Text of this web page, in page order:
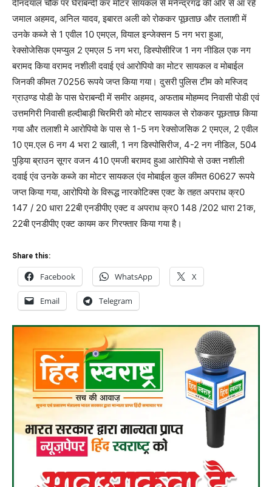
दीनदयाल चौक पर घेराबन्दी कर मोटर सायकल से मनेन्द्रगढ की ओर से आ रहे
जमाल अहमद, अनिल यादव, इबारत अली को रोककर पूछताछ और तलाशी में
उनके कब्जे से 1 एवील 10 एमएल, वियाल इन्जेक्सन 5 नग भरा हुआ,
रेक्सोजेसिक एमप्युल 2 एमएल 5 नग भरा, डिस्पोसीरिज 1 नग नीडिल एक नग
बरामद किया वरामद नशीली दवाई एवं आरोपियो का मोटर सायकल व मोबाईल
जिनकी कीमत 70256 रूपये जप्त किया गया। दुसरी पुलिस टीम को मस्जिद
ग्राउण्ड पोडी के पास घेराबन्दी में समीर अहमद, अफताब मोहम्मद निवासी पोडी एवं
उत्तमगिरी निवासी हल्दीबाड़ी चिरमिरी को मोटर सायकल से रोककर पूछताछ किया
गया और तलाशी मे आरोपियो के पास से 1-5 नग रेक्सोजसिक 2 एमएल, 2 एवील
10 एम.एल 6 नग 4 भरा 2 खाली, 1 नग डिस्पोसिरीज, 4-2 नग नीडिल, 504
पुड़िया ब्राउन सूगर वजन 410 एमजी बरामद हुआ आरोपियो से उक्त नशीली
दवाई एंव उनके कब्जे का मोटर सायकल एंव मोबाईल कुल कीमत 60627 रूपये
जप्त किया गया, आरोपियो के विरूद्ध नारकोटिक्स एक्ट के तहत अपराध क्र0
147 / 20 धारा 22बी एनडीपीए एक्ट व अपराध क्र0 148 /202 धारा 21क,
22बी एनडीपीए एक्ट कायम कर गिरफ्तार किया गया है।
Share this:
Facebook WhatsApp X
Email Telegram